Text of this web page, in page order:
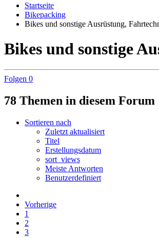
Startseite
Bikepacking
Bikes und sonstige Ausrüstung,
Bikes und sonstige
Folgen 0
78 Themen in diesem Forum
Sortieren nach
Zuletzt aktualisiert
Titel
Erstellungsdatum
sort_views
Meiste Antworten
Benutzerdefiniert
Vorherige
1
2
3